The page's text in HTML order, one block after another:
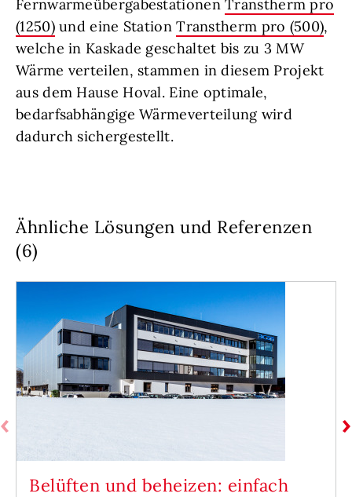
FernwärmeübergabestationenTranstherm pro
(1250)und eine StationTranstherm pro (500),
welche in Kaskade geschaltet bis zu 3 MW
Wärme verteilen, stammen in diesem Projekt
aus dem Hause Hoval. Eine optimale,
bedarfsabhängige Wärmeverteilung wird
dadurch sichergestellt.
Ähnliche Lösungen und Referenzen
(6)
Belüften und beheizen: einfach